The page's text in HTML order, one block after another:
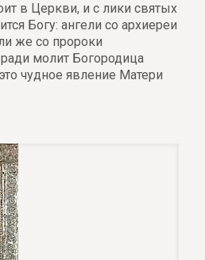
в Церкви, и с лики святых
Богу: ангели со архиереи
же со пророки
молит Богородица
чудное явление Матери